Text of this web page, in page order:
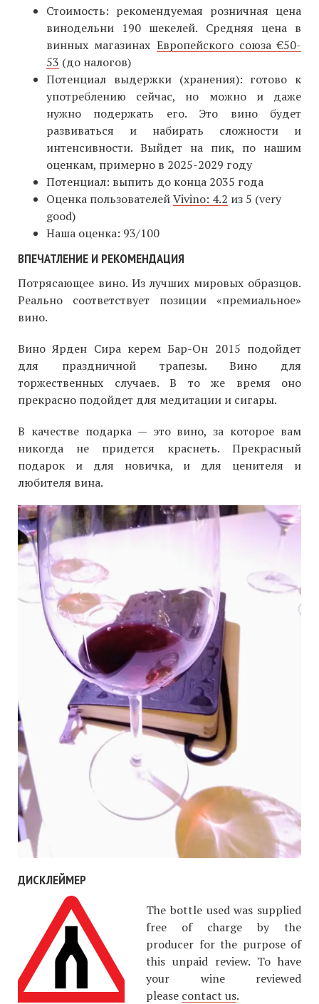
Стоимость: рекомендуемая розничная цена
винодельни 190 шекелей. Средняя цена в
винных магазинах Европейского союза €50-
53 (до налогов)
Потенциал выдержки (хранения): готово к
употреблению сейчас, но можно и даже
нужно подержать его. Это вино будет
развиваться и набирать сложности и
интенсивности. Выйдет на пик, по нашим
оценкам, примерно в 2025-2029 году
Потенциал: выпить до конца 2035 года
Оценка пользователейVivino: 4.2 из 5 (very
good)
Наша оценка: 93/100
ВПЕЧАТЛЕНИЕ И РЕКОМЕНДАЦИЯ
Потрясающее вино. Из лучших мировых образцов.
Реально соответствует позиции «премиальное»
вино.
Вино Ярден Сира керем Бар-Он 2015 подойдет
для праздничной трапезы. Вино для
торжественных случаев. В то же время оно
прекрасно подойдет для медитации и сигары.
В качестве подарка — это вино, за которое вам
никогда не придется краснеть. Прекрасный
подарок и для новичка, и для ценителя и
любителя вина.
ДИСКЛЕЙМЕР
The bottle used was supplied
free of charge by the
producer for the purpose of
this unpaid review. To have
your wine reviewed
please contact us.